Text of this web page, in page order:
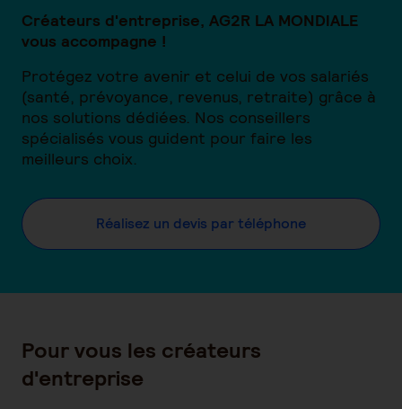
Créateurs d'entreprise, AG2R LA MONDIALE
vous accompagne !
Protégez votre avenir et celui de vos salariés
(santé, prévoyance, revenus, retraite) grâce à
nos solutions dédiées. Nos conseillers
spécialisés vous guident pour faire les
meilleurs choix.
Réalisez un devis par téléphone
Pour vous les créateurs
d'entreprise